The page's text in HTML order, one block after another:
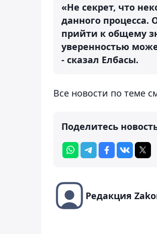
«Не секрет, что
данного процесса.
прийти к общему
уверенностью
- сказал Елбасы.
Все новости по теме
Поделитесь
Редакция